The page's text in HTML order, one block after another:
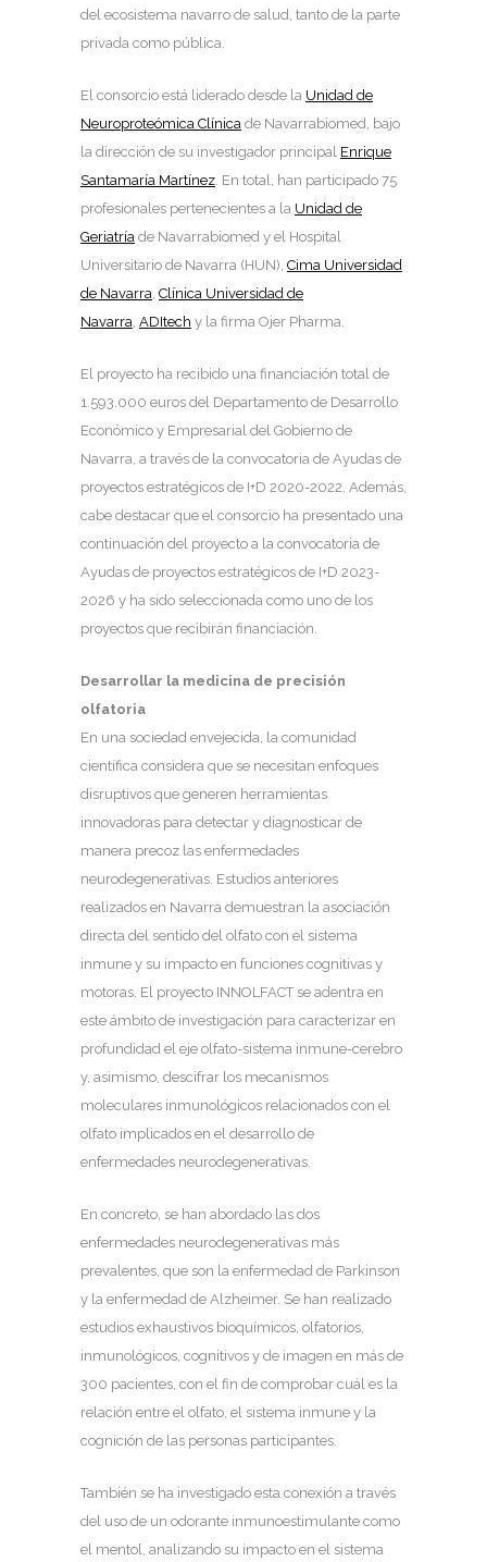
del ecosistema navarro de salud, tanto de la parte
privada como pública.
El consorcio está liderado desde la Unidad de
Neuroproteómica Clínica de Navarrabiomed, bajo
la dirección de su investigador principal Enrique
Santamaría Martínez. En total, han participado 75
profesionales pertenecientes a la Unidad de
Geriatría de Navarrabiomed y el Hospital
Universitario de Navarra (HUN), Cima Universidad
de Navarra, Clínica Universidad de
Navarra, ADItech y la firma Ojer Pharma.
El proyecto ha recibido una financiación total de
1.593.000 euros del Departamento de Desarrollo
Económico y Empresarial del Gobierno de
Navarra, a través de la convocatoria de Ayudas de
proyectos estratégicos de I+D 2020-2022. Además,
cabe destacar que el consorcio ha presentado una
continuación del proyecto a la convocatoria de
Ayudas de proyectos estratégicos de I+D 2023-
2026 y ha sido seleccionada como uno de los
proyectos que recibirán financiación.
Desarrollar la medicina de precisión
olfatoria
En una sociedad envejecida, la comunidad
científica considera que se necesitan enfoques
disruptivos que generen herramientas
innovadoras para detectar y diagnosticar de
manera precoz las enfermedades
neurodegenerativas. Estudios anteriores
realizados en Navarra demuestran la asociación
directa del sentido del olfato con el sistema
inmune y su impacto en funciones cognitivas y
motoras. El proyecto INNOLFACT se adentra en
este ámbito de investigación para caracterizar en
profundidad el eje olfato-sistema inmune-cerebro
y, asimismo, descifrar los mecanismos
moleculares inmunológicos relacionados con el
olfato implicados en el desarrollo de
enfermedades neurodegenerativas.
En concreto, se han abordado las dos
enfermedades neurodegenerativas más
prevalentes, que son la enfermedad de Parkinson
y la enfermedad de Alzheimer. Se han realizado
estudios exhaustivos bioquímicos, olfatorios,
inmunológicos, cognitivos y de imagen en más de
300 pacientes, con el fin de comprobar cuál es la
relación entre el olfato, el sistema inmune y la
cognición de las personas participantes.
También se ha investigado esta conexión a través
del uso de un odorante inmunoestimulante como
el mentol, analizando su impacto en el sistema